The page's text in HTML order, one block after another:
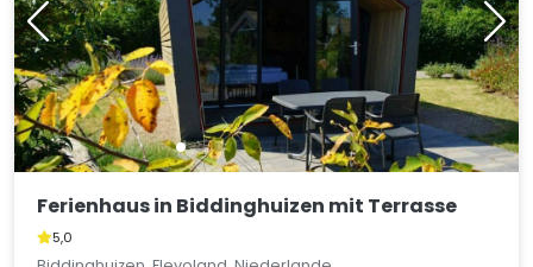
Ferienhaus in Biddinghuizen mit Terrasse
5,0